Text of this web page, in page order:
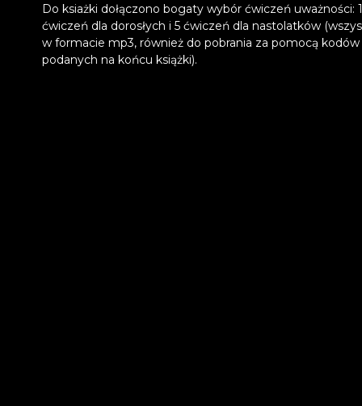
Do ksiażki dołączono bogaty wybór ćwiczeń uważności:
ćwiczeń dla dorosłych i 5 ćwiczeń dla nastolatków
w formacie mp3, również do pobrania za pomocą kodów
podanych na końcu książki).